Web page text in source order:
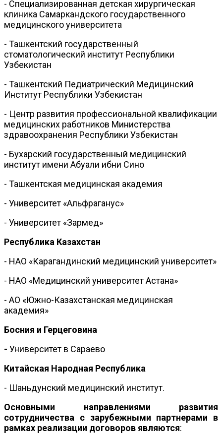
- Специализированная детская хирургическая
клиника Самаркандского государственного
медицинского университета
- Ташкентский государственный
стоматологический институт Республики
Узбекистан
- Ташкентский Педиатрический Медицинский
Институт Республики Узбекистан
- Центр развития профессиональной квалификации
медицинских работников Министерства
здравоохранения Республики Узбекистан
- Бухарский государственный медицинский
институт имени Абуали ибни Сино
- Ташкентская медицинская академия
- Университет «Альфраганус»
- Университет «Зармед»
Республика Казахстан
- НАО «Карагандинский медицинский университет»
- НАО «Медицинский университет Астана»
- АО «Южно-Казахстанская медицинская
академия»
Босния и Герцеговина
- Университет в Сараево
Китайская Народная Республика
- Шаньдунский медицинский институт.
Основными направлениями развития
сотрудничества с зарубежными партнерами в
рамках реализации договоров являются: